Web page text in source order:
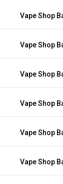
Vape Shop
Vape Shop
Vape Shop
Vape Shop
Vape Shop
Vape Shop